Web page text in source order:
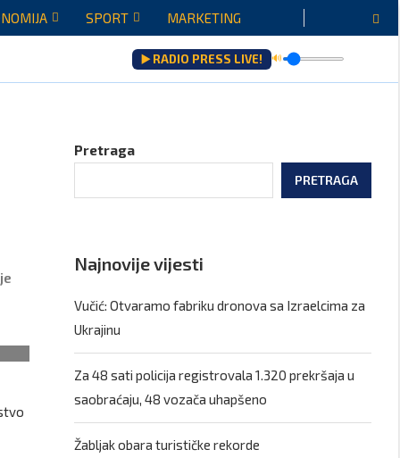
SPORT MARKETING
▶️ RADIO PRESS LIVE! 🔊
Pretraga
PRETRAGA
Najnovije vijesti
Vučić: Otvaramo fabriku dronova sa Izraelcima za
Ukrajinu
Za 48 sati policija registrovala 1.320 prekršaja u
saobraćaju, 48 vozača uhapšeno
Žabljak obara turističke rekorde